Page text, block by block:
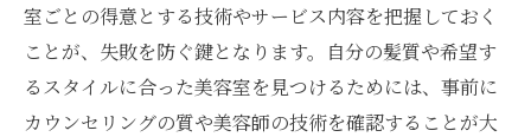
室ごとの得意とする技術やサービス内容を把握しておく
ことが、失敗を防ぐ鍵となります。自分の髪質や希望す
るスタイルに合った美容室を見つけるためには、事前に
カウンセリングの質や美容師の技術を確認することが大